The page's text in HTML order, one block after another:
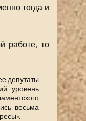
тогда и
работе, то
депутаты
уровень
весьма